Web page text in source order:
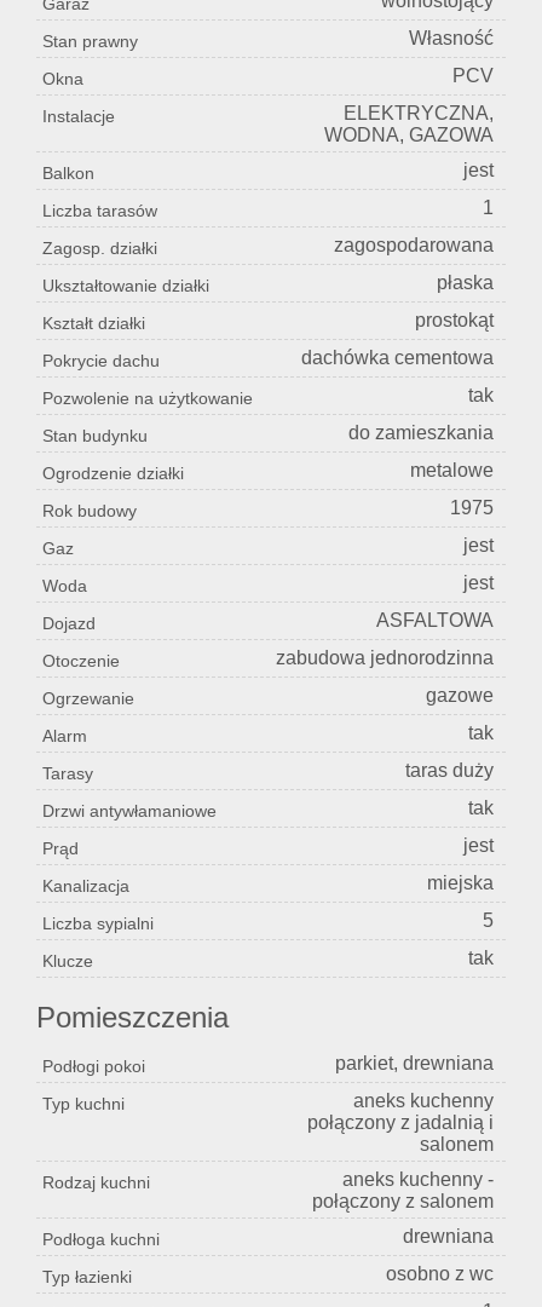
Garaż
Stan prawny Własność
Okna PCV
Instalacje
ELEKTRYCZNA,
WODNA, GAZOWA
Balkon jest
Liczba tarasów 1
Zagosp. działki zagospodarowana
Ukształtowanie działki płaska
Kształt działki prostokąt
Pokrycie dachu dachówka cementowa
Pozwolenie na użytkowanie tak
Stan budynku do zamieszkania
Ogrodzenie działki metalowe
Rok budowy 1975
Gaz jest
Woda jest
Dojazd ASFALTOWA
Otoczenie zabudowa jednorodzinna
Ogrzewanie gazowe
Alarm tak
Tarasy taras duży
Drzwi antywłamaniowe tak
Prąd jest
Kanalizacja miejska
Liczba sypialni 5
Klucze tak
Pomieszczenia
Podłogi pokoi parkiet, drewniana
Typ kuchni
aneks kuchenny
połączony z jadalnią i
salonem
Rodzaj kuchni
aneks kuchenny -
połączony z salonem
Podłoga kuchni drewniana
Typ łazienki osobno z wc